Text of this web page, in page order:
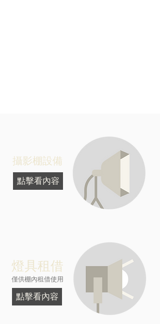
點擊看內容
攝影棚設備
點擊看內容
燈具租借
僅供棚內租借使用